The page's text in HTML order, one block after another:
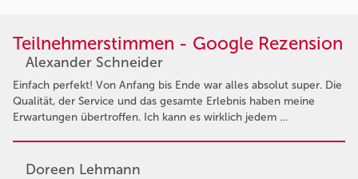
Teilnehmerstimmen - Google Rezension
Alexander Schneider
Einfach perfekt! Von Anfang bis Ende war alles absolut super. Die
Qualität, der Service und das gesamte Erlebnis haben meine
Erwartungen übertroffen. Ich kann es wirklich jedem …
Doreen Lehmann